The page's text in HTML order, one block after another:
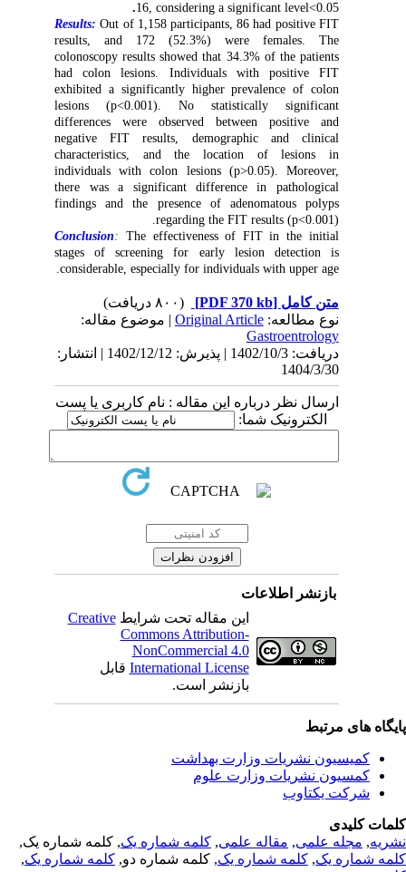
16, considering a significant level<0.05
.
Results:Out of 1,158 participants, 86 had positive FIT
results, and 172 (52.3%) were females. The
colonoscopy results showed that 34.3% of the patients
had colon lesions. Individuals with positive FIT
exhibited a significantly higher prevalence of colon
lesions (p<0.001). No statistically significant
differences were observed between positive and
negative FIT results, demographic and clinical
characteristics, and the location of lesions in
individuals with colon lesions (p>0.05). Moreover,
there was a significant difference in pathological
findings and the presence of adenomatous polyps
regarding the FIT results (p<0.001).
Conclusion :The effectiveness of FIT in the initial
stages of screening for early lesion detection is
considerable, especially for individuals with upper age.
متن کامل[PDF 370 kb]
نوع مطالعه:Original Article| موضوع مقاله:
Gastroentrology
دریافت: 1402/10/3 | پذیرش: 1402/12/12 | انتشار:
1404/3/30
ارسال نظر درباره این مقاله : نام کاربری یا پست
الکترونیک شما:
بازنشر اطلاعات
این مقاله تحت شرایطCreative
Commons Attribution-
NonCommercial 4.0
International Licenseقابل
بازنشر است.
های مرتبط
کمیسیون نشریات وزارت بهداشت
کمسیون نشریات وزارت علوم
شرکت یکتاوب
کلیدی
,مجله علمی, مقاله علمی, کلمه شماره یک, کلمه شماره یک,
شماره یک,کلمه شماره یک, کلمه شماره دو,کلمه شماره یک,